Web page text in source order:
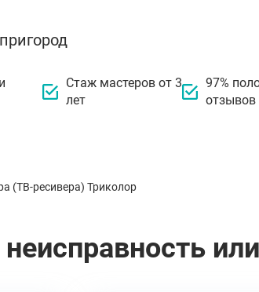
Стаж мастеров от 3
лет
97%
отзывов
(ТВ-ресивера) Триколор